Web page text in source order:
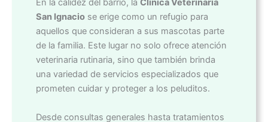
En la calidez del barrio, la Clínica Veterinaria
San Ignacio se erige como un refugio para
aquellos que consideran a sus mascotas parte
de la familia. Este lugar no solo ofrece atención
veterinaria rutinaria, sino que también brinda
una variedad de servicios especializados que
prometen cuidar y proteger a los peluditos.
Desde consultas generales hasta tratamientos